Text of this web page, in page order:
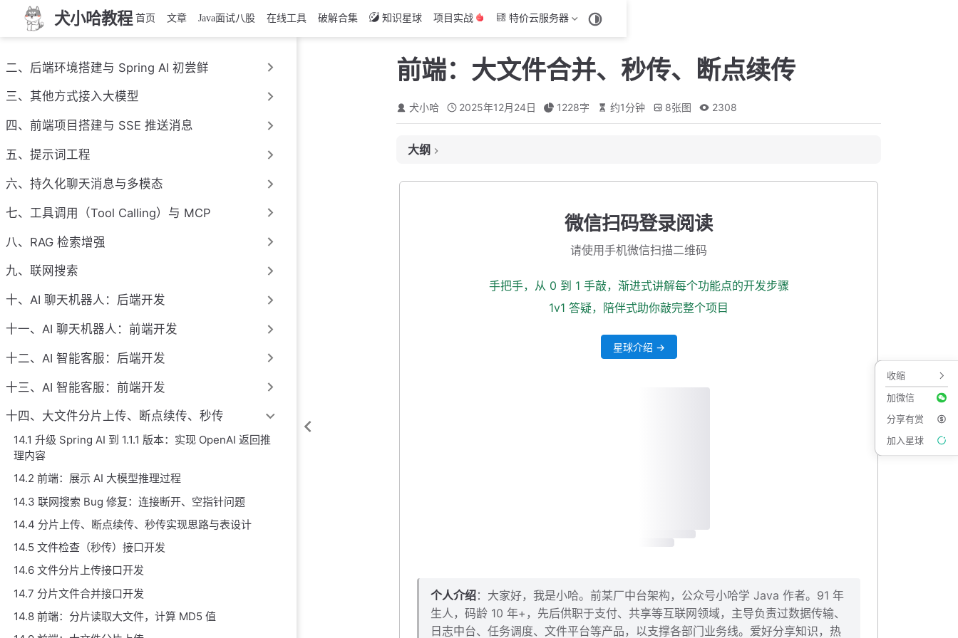
犬小哈教程 首页 文章 Java面试八股 在线工具 破解合集 知识星球 项目实战 特价云服务器
二、后端环境搭建与 Spring AI 初尝鲜
三、其他方式接入大模型
四、前端项目搭建与 SSE 推送消息
五、提示词工程
六、持久化聊天消息与多模态
七、工具调用（Tool Calling）与 MCP
八、RAG 检索增强
九、联网搜索
十、AI 聊天机器人：后端开发
十一、AI 聊天机器人：前端开发
十二、AI 智能客服：后端开发
十三、AI 智能客服：前端开发
十四、大文件分片上传、断点续传、秒传
14.1 升级 Spring AI 到 1.1.1 版本：实现 OpenAI 返回推
理内容
14.2 前端：展示 AI 大模型推理过程
14.3 联网搜索 Bug 修复：连接断开、空指针问题
14.4 分片上传、断点续传、秒传实现思路与表设计
14.5 文件检查（秒传）接口开发
14.6 文件分片上传接口开发
14.7 分片文件合并接口开发
14.8 前端：分片读取大文件，计算 MD5 值
前端：大文件合并、秒传、断点续传
犬小哈 2025年12月24日 1228字 约1分钟 8张图 2308
大纲
微信扫码登录阅读
请使用手机微信扫描二维码
手把手，从 0 到 1 手敲，渐进式讲解每个功能点的开发步骤
1v1 答疑，陪伴式助你敲完整个项目
星球介绍 →
个人介绍：大家好，我是小哈。前某厂中台架构，公众号小哈学 Java 作者。91 年
生人，码龄 10 年+，先后供职于支付、共享等互联网领域，主导负责过数据传输、
日志中台、任务调度、文件平台等产品，以支撑各部门业务线。爱好分享知识，热
收缩
加微信
分享有赏
加入星球